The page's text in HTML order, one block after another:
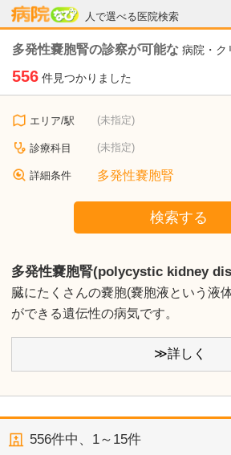
人で選べる医院検索
病院なび
多発性嚢胞腎の診察が可能な 病院・ク
556 件見つかりました
エリア/駅 (未指定)
診療科目 (未指定)
詳細条件 多発性嚢胞腎
検索する
多発性嚢胞腎(polycystic kidney
臓にたくさんの嚢胞(嚢胞液という液
ができる遺伝性の病気です。
≫詳しく
556件中、 1～15件